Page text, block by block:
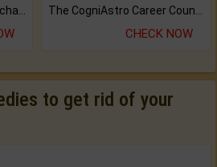
AstroSage Yearbook is a channel to fulfill your dreams and destiny. The CogniAstro Career Counselling Report is the most comprehensive report available on this topic.
CHECK NOW
to get rid of your